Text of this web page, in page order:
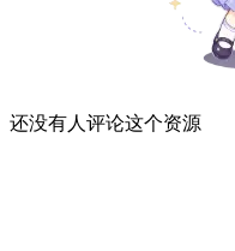
还没有人评论这个资源